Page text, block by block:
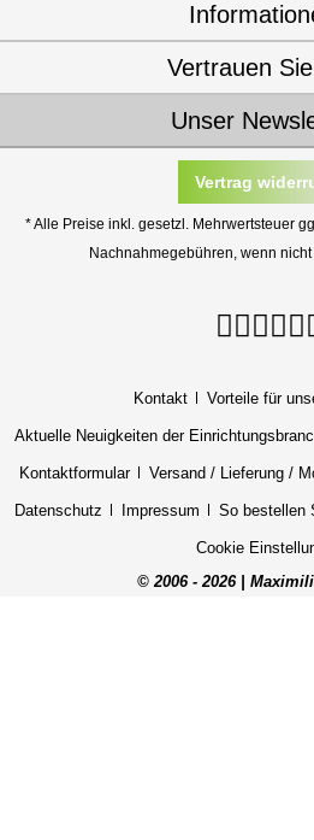
Unser
Vertrauen
Vertrag
* Alle Preise inkl. gesetzl. Mehrwertsteuer
Nachnahmegebühren, wenn
Kontakt Vorteile für
Aktuelle Neuigkeiten der
Kontaktformular Versand / Lieferung /
Datenschutz Impressum So bestellen
Cookie
© 2006 - 2026 |